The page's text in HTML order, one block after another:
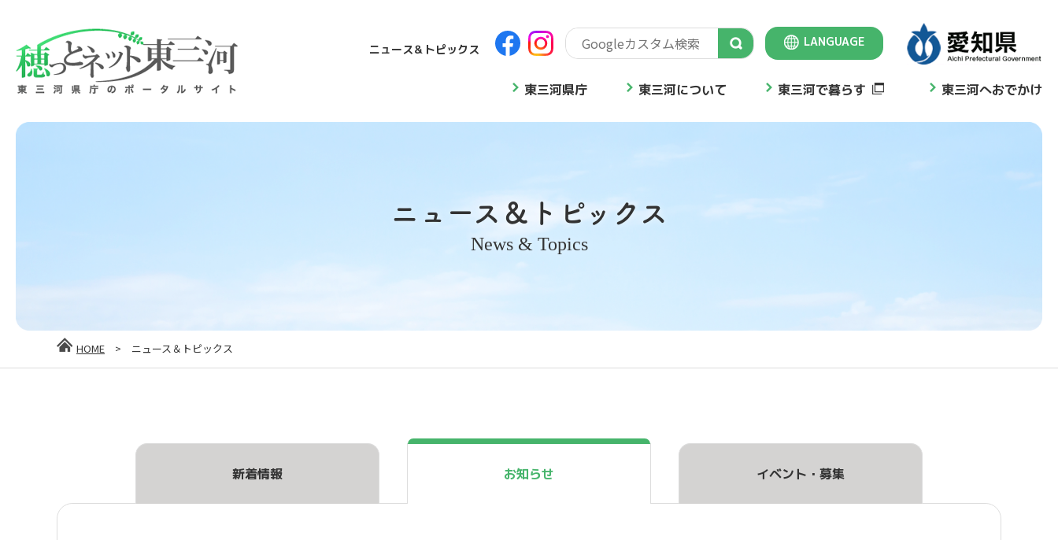
ニュース＆トピックス
LANGUAGE
Select Language
東三河県庁 東三河について 東三河で暮らす 東三河へおでかけ
ニュース＆トピックス
News & Topics
HOME > ニュース＆トピックス
新着情報 お知らせ イベント・募集